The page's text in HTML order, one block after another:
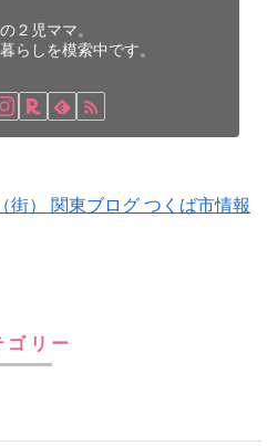
２児ママ。
らしを模索中です。
ゴリー